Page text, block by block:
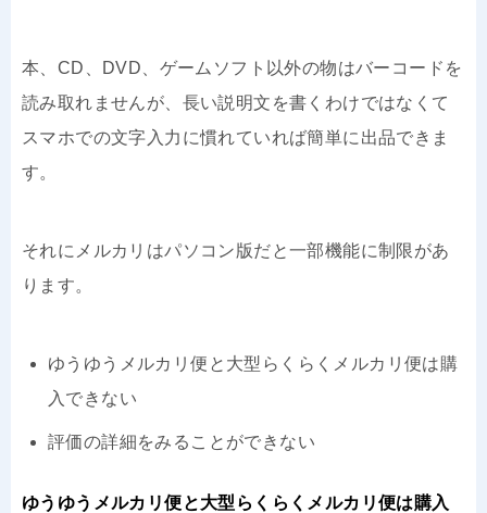
本、CD、DVD、ゲームソフト以外の物はバーコードを
読み取れませんが、長い説明文を書くわけではなくて
スマホでの文字入力に慣れていれば簡単に出品できま
す。
それにメルカリはパソコン版だと一部機能に制限があ
ります。
ゆうゆうメルカリ便と大型らくらくメルカリ便は購
入できない
評価の詳細をみることができない
ゆうゆうメルカリ便と大型らくらくメルカリ便は購入